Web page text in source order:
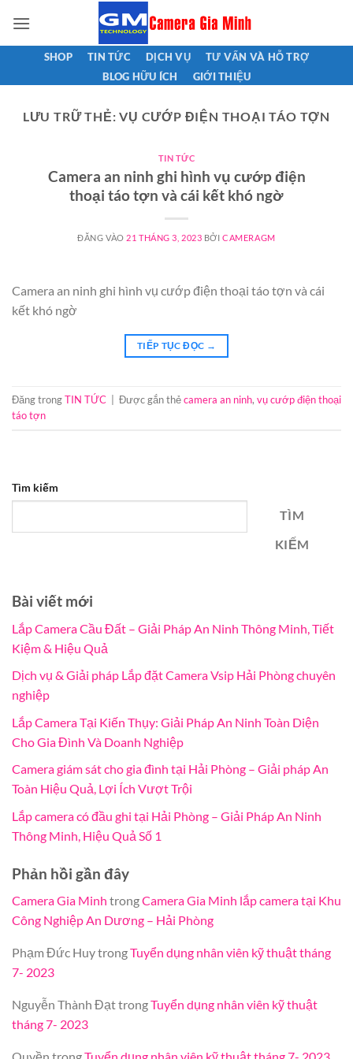
qua
nội
SHOP TIN TỨC DỊCH VỤ
TƯ VẤN VÀ HỖ TRỢ
BLOG HỮU ÍCH
GIỚI THIỆU
LƯU TRỮ THẺ:VỤ CƯỚP ĐIỆN THOẠI TÁO TỢN
TIN TỨC
Camera an ninh ghi hình vụ cướp điện
thoại táo tợn và cái kết khó ngờ
ĐĂNG VÀO 21 THÁNG 3, 2023 BỞICAMERAGM
Camera an ninh ghi hình vụ cướp điện thoại táo tợn và cái
kết khó ngờ
TIẾP TỤC ĐỌC →
Đăng trongTIN TỨC Được gắn thẻcamera an ninh, vụ cướp điện thoại
táo tợn
Tìm kiếm
TÌM
KIẾM
Bài viết mới
Lắp Camera Cầu Đất – Giải Pháp An Ninh Thông Minh, Tiết
Kiệm & Hiệu Quả
Dịch vụ & Giải pháp Lắp đặt Camera Vsip Hải Phòng chuyên
nghiệp
Lắp Camera Tại Kiến Thụy: Giải Pháp An Ninh Toàn Diện
Cho Gia Đình Và Doanh Nghiệp
Camera giám sát cho gia đình tại Hải Phòng – Giải pháp An
Toàn Hiệu Quả, Lợi Ích Vượt Trội
Lắp camera có đầu ghi tại Hải Phòng – Giải Pháp An Ninh
Thông Minh, Hiệu Quả Số 1
Phản hồi gần đây
Camera Gia Minh trongCamera Gia Minh lắp camera tại Khu
Công Nghiệp An Dương – Hải Phòng
Phạm Đức HuytrongTuyển dụng nhân viên kỹ thuật tháng
7- 2023
Nguyễn Thành ĐạttrongTuyển dụng nhân viên kỹ thuật
tháng 7- 2023